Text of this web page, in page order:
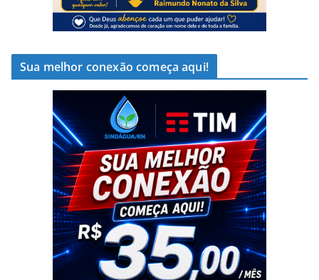
Sua melhor conexão começa aqui!